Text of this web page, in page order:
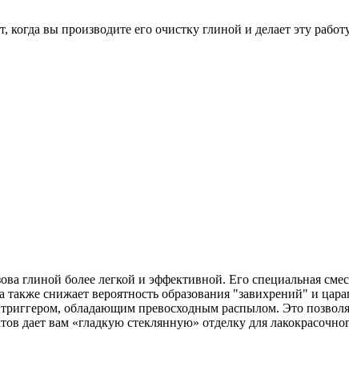
вы производите его очистку глиной и делает эту
глиной более легкой и эффективной. Его специальная
снижает вероятность образования "завихрений" и
обладающим превосходным распылом. Это
дает вам «гладкую стеклянную» отделку для